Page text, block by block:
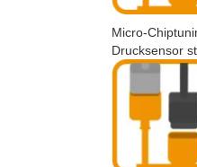
Micro-
Drucksensor